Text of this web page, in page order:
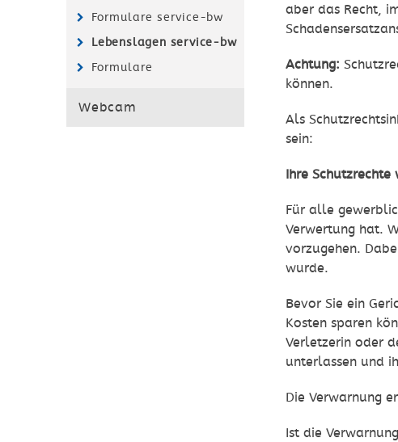
Formulare service-bw
Lebenslagen service-bw
Formulare
Webcam
aber das Recht,
Achtung:
können.
Als
sein:
Ihre
Für alle
Verwertung hat.
vorzugehen.
wurde.
Bevor Sie ein
Kosten sparen
Verletzerin oder
unterlassen und
Die Verwarnung
Ist die